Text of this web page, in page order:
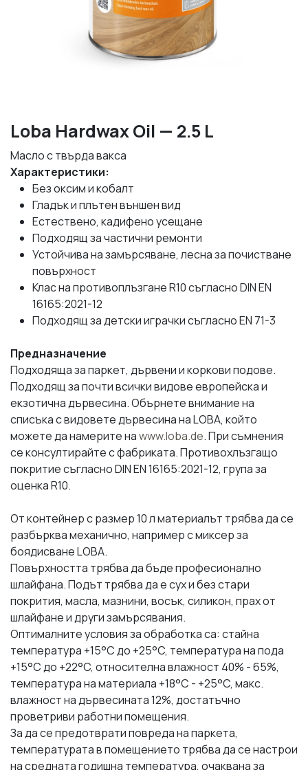
Loba Hardwax Oil — 2.5 L
Масло с твърда вакса
Характеристики:
Без оксим и кобалт
Гладък и плътен външен вид
Естествено, кадифено усещане
Подходящ за частични ремонти
Устойчива на замърсяване, лесна за почистване
повърхност
Клас на противоплъзгане R10 съгласно DIN EN
16165:2021-12
Подходящ за детски играчки съгласно EN 71-3
Предназначение
Подходяща за паркет, дървени и коркови подове.
Подходящ за почти всички видове европейска и
екзотична дървесина. Обърнете внимание на
списъка с видовете дървесина на LOBA, който
можете да намерите наwww.loba.de. При съмнения
се консултирайте с фабриката. Противохлъзгащо
покритие съгласно DIN EN 16165:2021-12, група за
оценка R10.
От контейнер с размер 10 л материалът трябва да се
разбърква механично, например с миксер за
боядисване LOBA.
Повърхността трябва да бъде професионално
шлайфана. Подът трябва да е сух и без стари
покрития, масла, мазнини, восък, силикон, прах от
шлайфане и други замърсявания.
Оптималните условия за обработка са: стайна
температура +15°C до +25°C, температура на пода
+15°C до +22°C, относителна влажност 40% - 65%,
температура на материала +18°C - +25°C, макс.
влажност на дървесината 12%, достатъчно
проветриви работни помещения.
За да се предотврати повреда на паркета,
температурата в помещението трябва да се настрои
на средната годишна температура, очаквана за